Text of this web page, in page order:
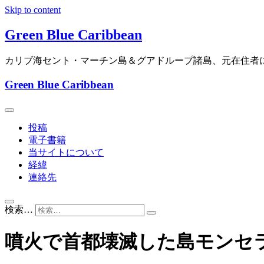
Skip to content
Green Blue Caribbean
カリブ海セント・マーチン島＆グアドループ諸島、元在住者
Green Blue Caribbean
投稿
電子書籍
当サイトについて
経緯
連絡先
検索…
噴火で首都壊滅した島モンセ